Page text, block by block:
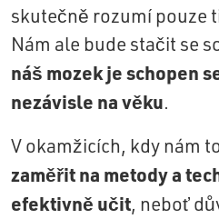
skutečně rozumí pouze
Nám ale bude stačit se
náš mozek je schopen
nezávisle na věku.
V okamžicích, kdy nám
zaměřit na metody a
efektivně učit, neboť